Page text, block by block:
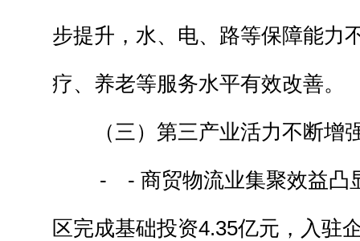
步提升，水、电、路等保障能力
疗、养老等服务水平有效改善。
（三）第三产业活力不断增
- - 商贸物流业集聚效益凸显
区完成基础投资4.35亿元，入驻